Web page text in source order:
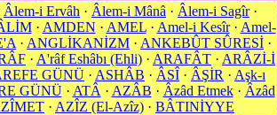
Âlem-i Ervâh · Âlem-i Mânâ · Âlem-i Sagîr·
· AMDEN · AMEL· Amel-i Kesîr· Amel-
· ANGLİKANİZM · ANKEBÛT SÛRESİ ·
· A'râf Eshâbı (Ehli) · ARAFÂT · ARÂZİ-İ
GÜNÜ · ASHÂB · ÂSÎ · ÂŞİR · Aşk-ı
GÜNÜ· ATÂ · AZÂB · Âzâd Etmek· Âzâd
· AZÎZ (El-Azîz) · BÂTINİYYE